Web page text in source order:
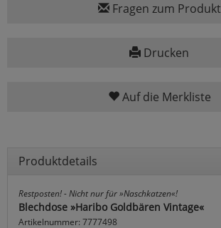
Fragen zum Produkt
Drucken
Auf die Merkliste
Produktdetails
Restposten! - Nicht nur für »Naschkatzen«!
Blechdose »Haribo Goldbären Vintage«
Artikelnummer: 7777498